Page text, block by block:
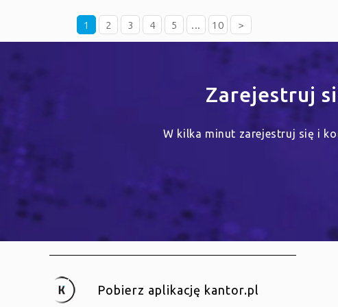
1 2 3 4 5 ... 10 >
Zarejestruj
W kilka minut zarejestruj się i
Pobierz aplikację kantor.pl